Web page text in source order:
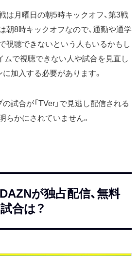
は月曜日の朝5時キックオフ、第3戦
朝8時キックオフなので、通勤や通学
視聴できないという人もいるかもし
ムで視聴できない人や試合を見直し
加入する必要があります。
の試合が「TVer」で見逃し配信される
らかにされていません。
が独占配信、無料
合は？